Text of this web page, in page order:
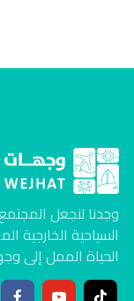
وجدنا لنجعل
السياحية الخارجية
الحياة الممل إلى